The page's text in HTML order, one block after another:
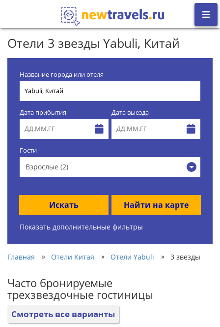
Отели 3 звезды Yabuli, Китай
Название города или отеля
Дата прибытия Дата выезда
Гости
Взрослые (2)
Искать Найти на карте
Показать дополнительные фильтры
Главная » Отели Китая » Отели Yabuli » 3 звезды
Часто бронируемые
трехзвездочные гостиницы
Смотреть все варианты